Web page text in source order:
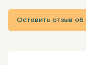
Оставить отзыв